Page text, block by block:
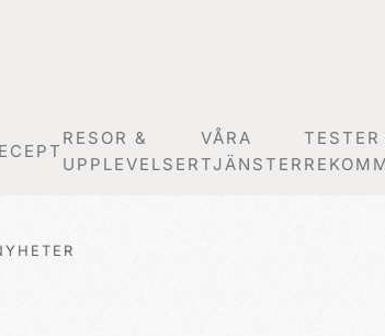
RESOR &
UPPLEVELSER
VÅRA
TJÄNSTER
TESTER